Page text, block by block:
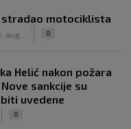
stradao motociklista
aug. 0
Helić nakon požara
sankcije su
uvedene
0